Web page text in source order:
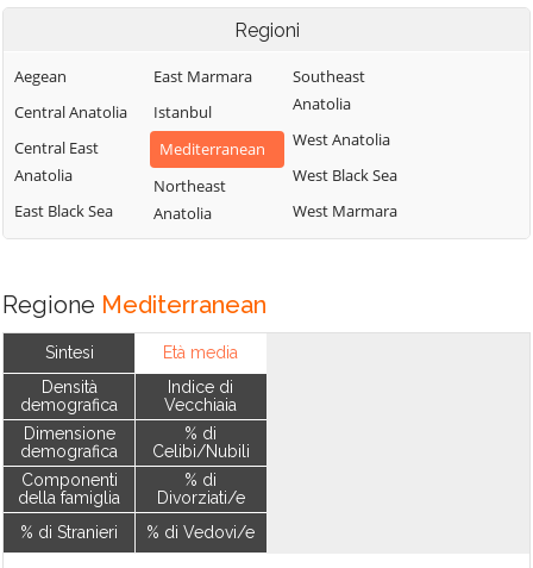
Regioni
Aegean
Central Anatolia
Central East
Anatolia
East Black Sea
East Marmara
Istanbul
Mediterranean
Northeast
Anatolia
Southeast
Anatolia
West Anatolia
West Black Sea
West Marmara
Regione Mediterranean
Sintesi
Densità
demografica
Dimensione
demografica
Componenti
della famiglia
% di Stranieri
Età media
Indice di
Vecchiaia
% di
Celibi/Nubili
% di
Divorziati/e
% di Vedovi/e